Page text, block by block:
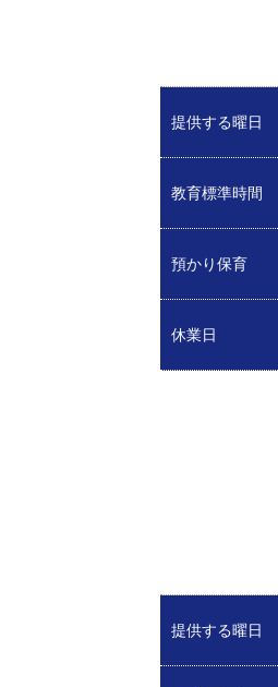
提供する曜日
教育標準時間
預かり保育
休業日
提供する曜日